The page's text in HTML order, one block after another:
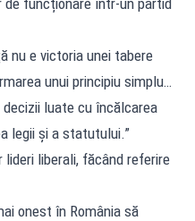
de funcționare într-un partid
nu e victoria unei tabere
unui principiu simplu…
luate cu încălcarea
legii și a statutului.”
liberali, făcând referire
onest în România să